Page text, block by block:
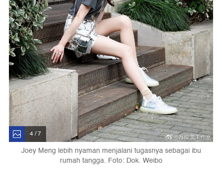
4 / 7
Joey Meng lebih nyaman menjalani tugasnya sebagai ibu
rumah tangga. Foto: Dok. Weibo